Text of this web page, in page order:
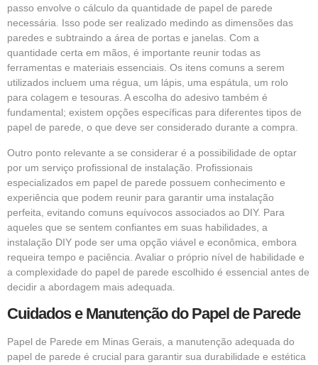
passo envolve o cálculo da quantidade de papel de parede
necessária. Isso pode ser realizado medindo as dimensões das
paredes e subtraindo a área de portas e janelas. Com a
quantidade certa em mãos, é importante reunir todas as
ferramentas e materiais essenciais. Os itens comuns a serem
utilizados incluem uma régua, um lápis, uma espátula, um rolo
para colagem e tesouras. A escolha do adesivo também é
fundamental; existem opções específicas para diferentes tipos de
papel de parede, o que deve ser considerado durante a compra.
Outro ponto relevante a se considerar é a possibilidade de optar
por um serviço profissional de instalação. Profissionais
especializados em papel de parede possuem conhecimento e
experiência que podem reunir para garantir uma instalação
perfeita, evitando comuns equívocos associados ao DIY. Para
aqueles que se sentem confiantes em suas habilidades, a
instalação DIY pode ser uma opção viável e econômica, embora
requeira tempo e paciência. Avaliar o próprio nível de habilidade e
a complexidade do papel de parede escolhido é essencial antes de
decidir a abordagem mais adequada.
Cuidados e Manutenção do Papel de Parede
Papel de Parede em Minas Gerais, a manutenção adequada do
papel de parede é crucial para garantir sua durabilidade e estética